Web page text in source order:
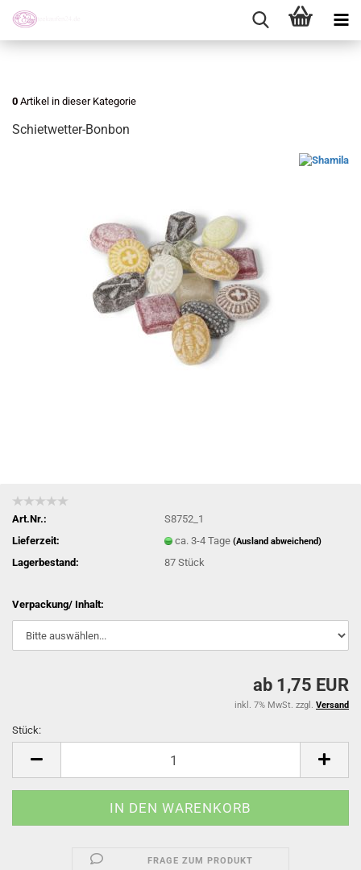
0 Artikel in dieser Kategorie
Schietwetter-Bonbon
Art.Nr.:
S8752_1
Lieferzeit:
ca. 3-4 Tage(Ausland abweichend)
Lagerbestand: 87Stück
Verpackung/ Inhalt:
ab 1,75 EUR
inkl. 7% MwSt. zzgl. Versand
Stück:
FRAGE ZUM PRODUKT